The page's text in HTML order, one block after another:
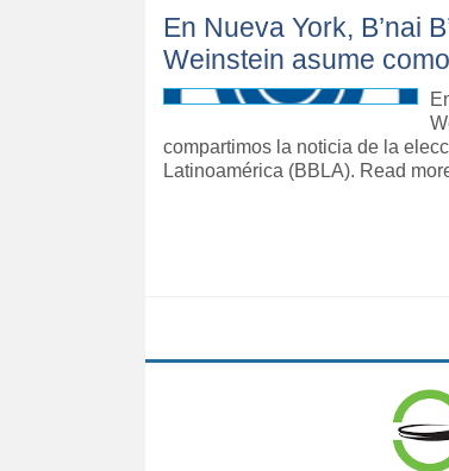
En Nueva York, B’nai
Weinstein asume
compartimos la noticia de la
Latinoamérica (BBLA). Read